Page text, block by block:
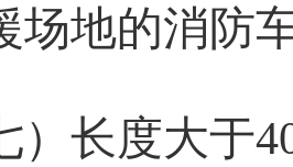
场地的消防
）长度大于